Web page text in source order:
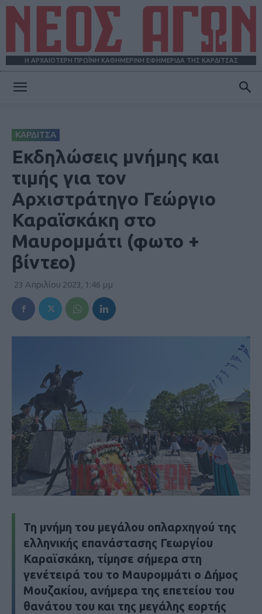
Η ΑΡΧΑΙΟΤΕΡΗ ΠΡΩΪΝΗ ΚΑΘΗΜΕΡΙΝΗ ΕΦΗΜΕΡΙΔΑ ΤΗΣ ΚΑΡΔΙΤΣΑΣ
ΚΑΡΔΙΤΣΑ
Εκδηλώσεις μνήμης και
τιμής για τον
Αρχιστράτηγο Γεώργιο
Καραϊσκάκη στο
Μαυρομμάτι (φωτο +
βίντεο)
23 Απριλίου 2023, 1:46 μμ
Τη μνήμη του μεγάλου οπλαρχηγού της
ελληνικής επανάστασης Γεωργίου
Καραϊσκάκη, τίμησε σήμερα στη
γενέτειρά του το Μαυρομμάτι ο Δήμος
Μουζακίου, ανήμερα της επετείου του
θανάτου του και της μεγάλης εορτής